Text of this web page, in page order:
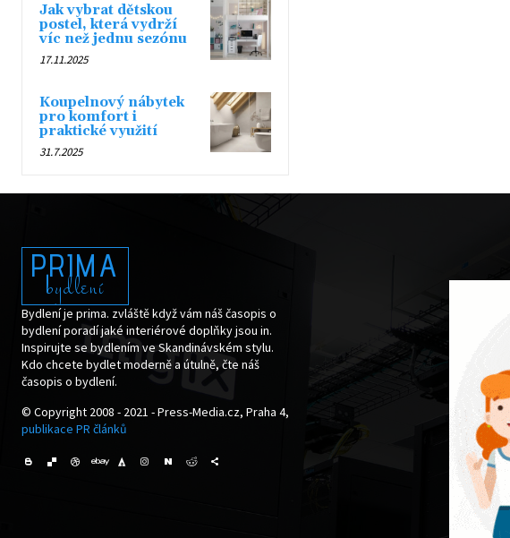
Jak vybrat dětskou
postel, která vydrží
víc než jednu sezónu
17.11.2025
Koupelnový nábytek
pro komfort i
praktické využití
31.7.2025
PRIMA
bydlení
Bydlení je prima. zvláště když vám náš časopis o
bydlení poradí jaké interiérové doplňky jsou in.
Inspirujte se bydlením ve Skandinávském stylu.
Kdo chcete bydlet moderně a útulně, čte náš
časopis o bydlení.
© Copyright 2008 - 2021 - Press-Media.cz, Praha 4,
publikace PR článků